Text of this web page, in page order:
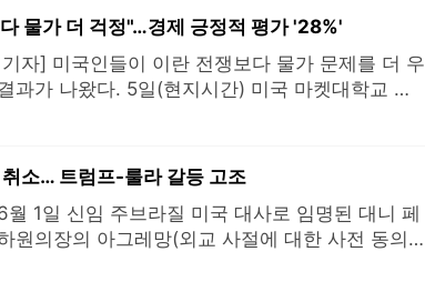
했습니다. 뉴멕시코주는 엡스틴의 성범죄 장소
물가 더 걱정"…경제 긍정적 평가 '28%'
자] 미국인들이 이란 전쟁보다 물가 문제를 더 우
과가 나왔다. 5일(현지시간) 미국 마켓대학교 로
미국 성인 1076명을 대상으로 한 여론조사에
다. 마켓대학교에 따르면 생활비, 인플레이션은
소… 트럼프-룰라 갈등 고조
월 1일 신임 주브라질 미국 대사로 임명된 대니 페
원의장의 아그레망(외교 사절에 대한 사전 동의)
다. 이에 분노한 도널드 트럼프 미국 행정부 또